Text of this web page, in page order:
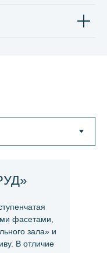
фасетами,
зала» и
В отличие